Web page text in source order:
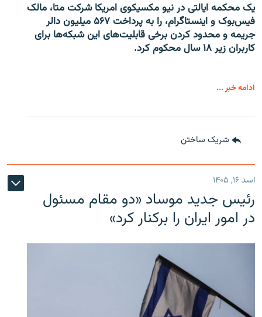
یک محکمه ایالتی در نیو مکسیکوی امریکا شرکت متا، مالک
فیس‌بوک و اینستاگرام، را به پرداخت ۵۶۷ میلیون دالر
جریمه و محدود کردن برخی قابلیت‌های این شبکه‌ها برای
کاربران زیر ۱۸ سال محکوم کرد.
ادامه خبر ...
شریک ساختن
اسد ۱۶, ۱۴۰۵
رئیس جدید موساد «دو مقام مسئول
در امور ایران را برکنار کرد»